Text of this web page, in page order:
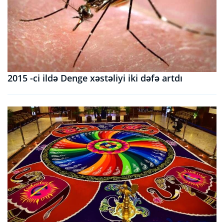
2015 -ci ildə Denge xəstəliyi iki dəfə artdı